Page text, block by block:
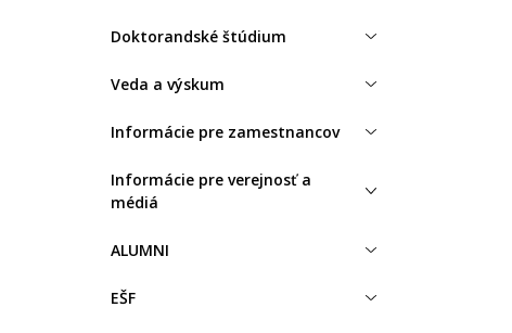
Doktorandské štúdium
Veda a výskum
Informácie pre zamestnancov
Informácie pre verejnosť a
médiá
ALUMNI
EŠF